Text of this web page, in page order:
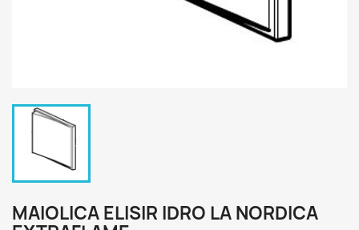
MAIOLICA ELISIR IDRO LA NORDICA